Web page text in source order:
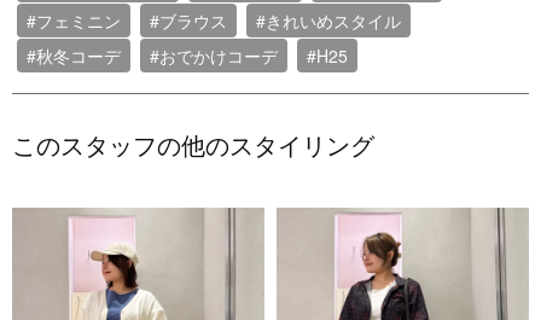
#フェミニン
#ブラウス
#きれいめスタイル
#秋冬コーデ
#おでかけコーデ #H25
このスタッフの他のスタイリング